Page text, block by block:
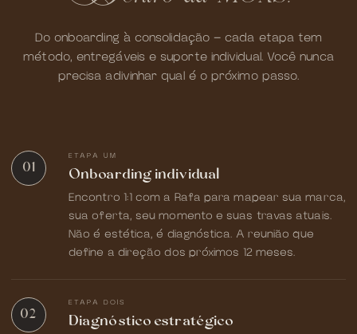
Do onboarding à consolidação — cada etapa tem
método, entregáveis e suporte individual. Você nunca
precisa adivinhar qual é o próximo passo.
01
ETAPA UM
Onboarding individual
Encontro 1:1 com a Rafa para mapear sua marca,
sua oferta, seu momento e suas travas atuais.
Não é estética, é diagnóstica. A reunião que
define a direção dos próximos 12 meses.
02
ETAPA DOIS
Diagnóstico estratégico